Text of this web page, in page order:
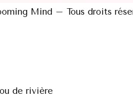
Mind – Tous droits
de rivière